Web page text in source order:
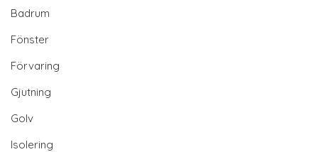
Badrum
Fönster
Förvaring
Gjutning
Golv
Isolering